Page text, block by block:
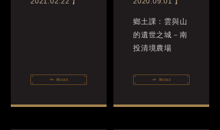
鄉土課：雲與山
的遺世之城－南
投清境農場